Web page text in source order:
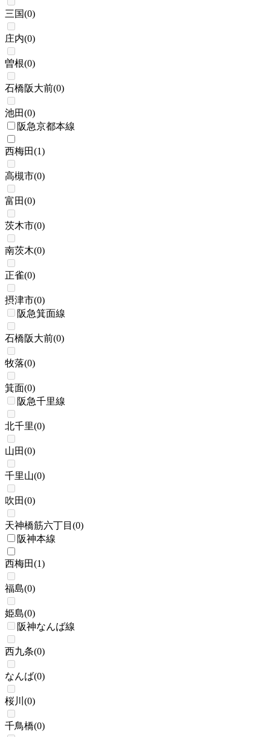
三国(0)
庄内(0)
曽根(0)
石橋阪大前(0)
池田(0)
阪急京都本線
西梅田(1)
高槻市(0)
富田(0)
茨木市(0)
南茨木(0)
正雀(0)
摂津市(0)
阪急箕面線
石橋阪大前(0)
牧落(0)
箕面(0)
阪急千里線
北千里(0)
山田(0)
千里山(0)
吹田(0)
天神橋筋六丁目 (0)
阪神本線
西梅田(1)
福島(0)
姫島(0)
阪神なんば線
西九条(0)
なんば(0)
桜川 (0)
千鳥橋(0)